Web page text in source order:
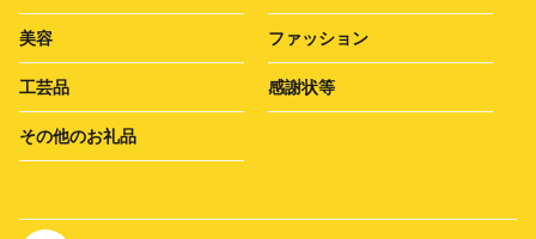
美容 ファッション
工芸品 感謝状等
その他のお礼品